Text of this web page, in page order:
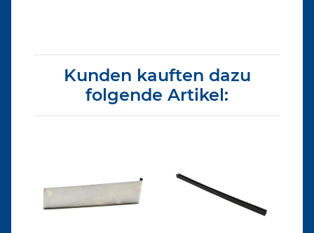
Kunden kauften dazu
folgende Artikel: